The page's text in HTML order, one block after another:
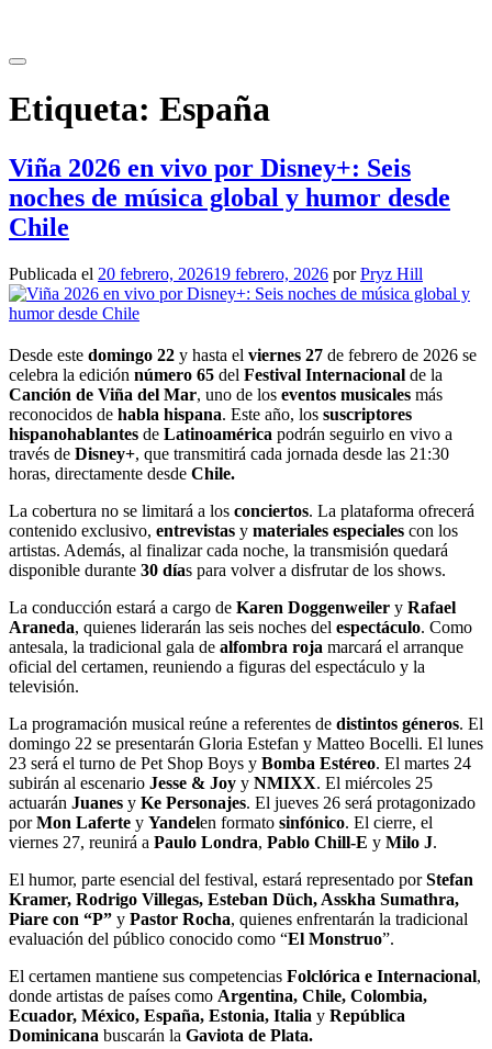
contenido
Etiqueta: España
Viña 2026 en vivo por Disney+: Seis
noches de música global y humor desde
Chile
Publicada el 20 febrero, 202619 febrero, 2026 porPryz Hill
Desde este domingo 22 y hasta el viernes 27 de febrero de 2026 se
celebra la edición número 65 del Festival Internacional de la
Canción de Viña del Mar, uno de los eventos musicales más
reconocidos de habla hispana. Este año, los suscriptores
hispanohablantes de Latinoamérica podrán seguirlo en vivo a
través de Disney+, que transmitirá cada jornada desde las 21:30
horas, directamente desde Chile.
La cobertura no se limitará a los conciertos. La plataforma ofrecerá
contenido exclusivo, entrevistas y materiales especiales con los
artistas. Además, al finalizar cada noche, la transmisión quedará
disponible durante 30 días para volver a disfrutar de los shows.
La conducción estará a cargo de Karen Doggenweiler y Rafael
Araneda, quienes liderarán las seis noches del espectáculo. Como
antesala, la tradicional gala de alfombra roja marcará el arranque
oficial del certamen, reuniendo a figuras del espectáculo y la
televisión.
La programación musical reúne a referentes de distintos géneros. El
domingo 22 se presentarán Gloria Estefan y Matteo Bocelli. El lunes
23 será el turno de Pet Shop Boys y Bomba Estéreo. El martes 24
subirán al escenario Jesse & Joy y NMIXX. El miércoles 25
actuarán Juanes y Ke Personajes. El jueves 26 será protagonizado
porMon Laferte y Yandelen formato sinfónico. El cierre, el
viernes 27, reunirá a Paulo Londra, Pablo Chill-E y Milo J.
El humor, parte esencial del festival, estará representado porStefan
Kramer, Rodrigo Villegas, Esteban Düch, Asskha Sumathra,
Piare con “P” y Pastor Rocha, quienes enfrentarán la tradicional
evaluación del público conocido como “El Monstruo”.
El certamen mantiene sus competencias Folclórica e Internacional,
donde artistas de países como Argentina, Chile, Colombia,
Ecuador, México, España, Estonia, Italia y República
Dominicana buscarán la Gaviota de Plata.